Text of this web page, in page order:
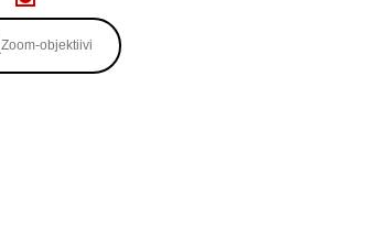
Zoom-objektiivi